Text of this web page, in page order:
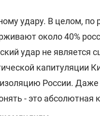
удару. В целом,
около 40%
удар не является
капитуляции
России.
- это абсолютная